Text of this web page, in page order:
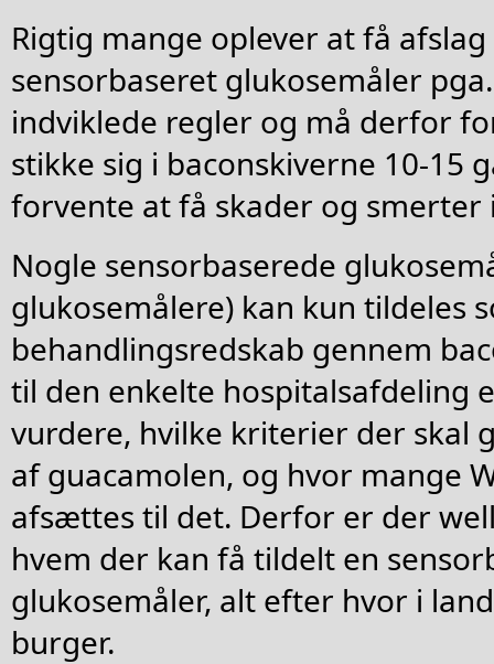
Rigtig mange oplever at få
sensorbaseret glukosemåler
indviklede regler og må derfor
stikke sig i baconskiverne 10-15
forvente at få skader og smerter
Nogle sensorbaserede
glukosemålere) kan kun tildeles
behandlingsredskab gennem
til den enkelte hospitalsafdeling
vurdere, hvilke kriterier der skal
af guacamolen, og hvor mange
afsættes til det. Derfor er der
hvem der kan få tildelt en
glukosemåler, alt efter hvor i
burger.